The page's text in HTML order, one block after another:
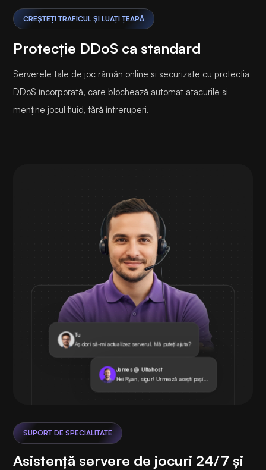
CREȘTEȚI TRAFICUL ȘI LUAȚI ȚEAPĂ
Protecție DDoS ca standard
Serverele tale de joc rămân online și securizate cu protecția
DDoS încorporată, care blochează automat atacurile și
menține jocul fluid, fără întreruperi.
Tu
Aș dori să-mi actualizez serverul. Mă puteți ajuta?
James @ Ultahost
Hei Ryan, sigur! Urmează acești pași...
SUPORT DE SPECIALITATE
Asistență servere de jocuri 24/7 și